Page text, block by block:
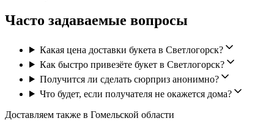
Часто задаваемые вопросы
Какая цена доставки букета в Светлогорск?
Как быстро привезёте букет в Светлогорск?
Получится ли сделать сюрприз анонимно?
Что будет, если получателя не окажется дома?
Доставляем также в Гомельской области